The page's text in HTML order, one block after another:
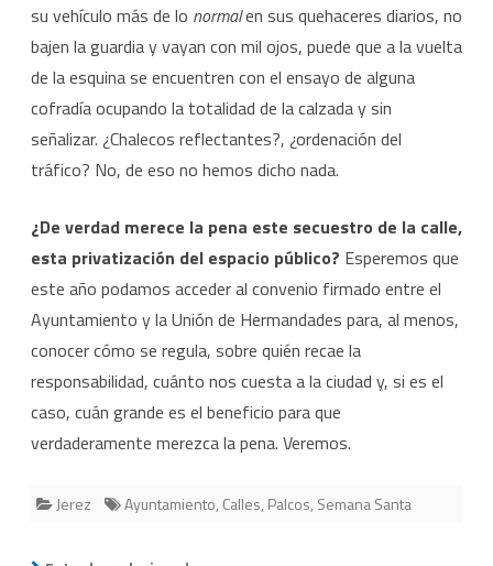
su vehículo más de lo normalen sus quehaceres diarios, no
bajen la guardia y vayan con mil ojos, puede que a la vuelta
de la esquina se encuentren con el ensayo de alguna
cofradía ocupando la totalidad de la calzada y sin
señalizar. ¿Chalecos reflectantes?, ¿ordenación del
tráfico? No, de eso no hemos dicho nada.
¿De verdad merece la pena este secuestro de la calle,
esta privatización del espacio público? Esperemos que
este año podamos acceder al convenio firmado entre el
Ayuntamiento y la Unión de Hermandades para, al menos,
conocer cómo se regula, sobre quién recae la
responsabilidad, cuánto nos cuesta a la ciudad y, si es el
caso, cuán grande es el beneficio para que
verdaderamente merezca la pena. Veremos.
Jerez Ayuntamiento, Calles, Palcos, Semana Santa